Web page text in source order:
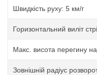
Швидкість руху: 5 км/г
Горизонтальний виліт
Макс. висота перегину
Зовнішній радіус